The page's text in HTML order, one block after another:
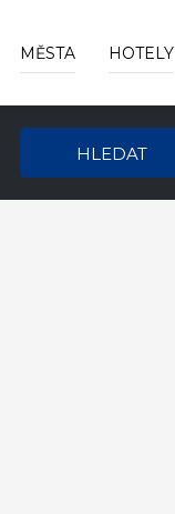
MĚSTA HOTELY
HLEDAT